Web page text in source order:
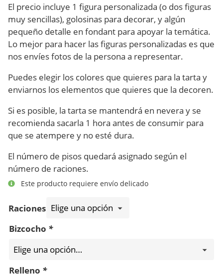
El precio incluye 1 figura personalizada (o dos figuras
muy sencillas), golosinas para decorar, y algún
pequeño detalle en fondant para apoyar la temática.
Lo mejor para hacer las figuras personalizadas es que
nos envíes fotos de la persona a representar.
Puedes elegir los colores que quieres para la tarta y
enviarnos los elementos que quieres que la decoren.
Si es posible, la tarta se mantendrá en nevera y se
recomienda sacarla 1 hora antes de consumir para
que se atempere y no esté dura.
El número de pisos quedará asignado según el
número de raciones.
Este producto requiere envío delicado
Raciones
Bizcocho *
Relleno *